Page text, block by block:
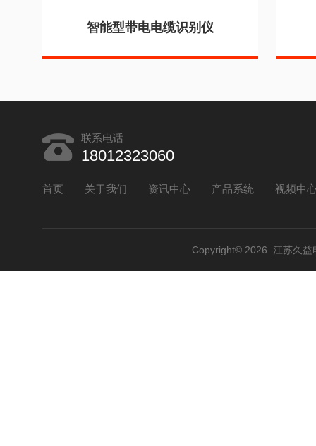
智能型带电电缆识别仪
联系电话
18012323060
首页 关于我们 资讯中心 产品系统 视频中
Copyright© 2026 江苏久